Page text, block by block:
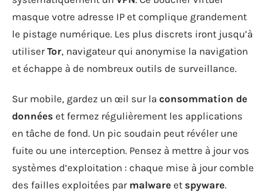
masque votre adresse IP et complique grandement
le pistage numérique. Les plus discrets iront jusqu’à
utiliserTor, navigateur qui anonymise la navigation
et échappe à de nombreux outils de surveillance.
Sur mobile, gardez un œil sur la consommation de
données et fermez régulièrement les applications
en tâche de fond. Un pic soudain peut révéler une
fuite ou une interception. Pensez à mettre à jour vos
systèmes d’exploitation : chaque mise à jour comble
des failles exploitées par malware et spyware.